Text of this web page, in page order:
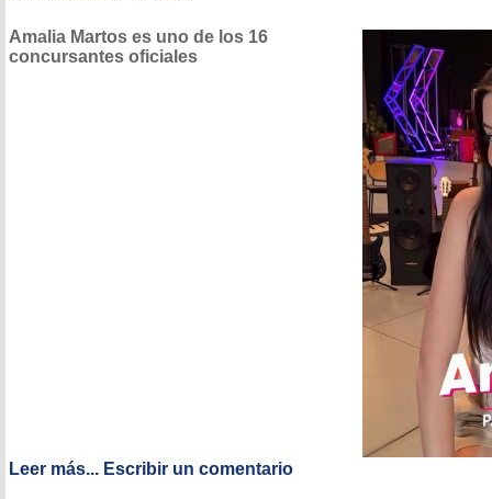
Amalia Martos es uno de los 16
concursantes oficiales
Leer más... Escribir un comentario